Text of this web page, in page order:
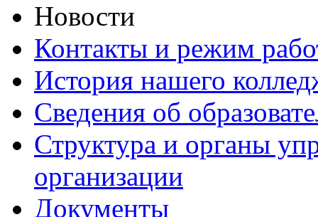
Новости
Контакты и режим
История нашего
Сведения об
Структура и органы
организации
Документы